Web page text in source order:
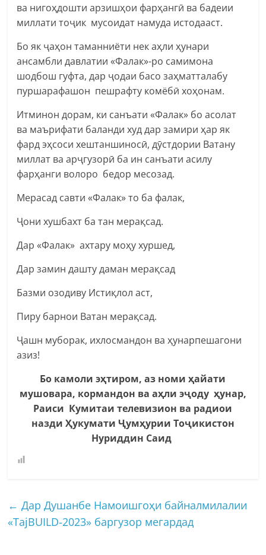
ва нигоҳдошти арзишҳои фарҳангӣ ва бадеии
миллати тоҷик мусоидат намуда истодааст.
Бо як ҷаҳон таманниёти нек аҳли ҳунари
ансамбли давлатии «Фалак»-ро самимона
шодбош гуфта, дар ҷодаи басо заҳматталабу
пуршарафашон пешрафту комёбӣ хоҳонам.
Итминон дорам, ки санъати «Фалак» бо асолат
ва маърифати баланди худ дар замири ҳар як
фард эҳсоси хештаншиносӣ, дӯстдории Ватану
миллат ва арҷгузорӣ ба ин санъати асилу
фарҳанги волоро бедор месозад.
Мерасад савти «Фалак» то ба фалак,
Ҷони хушбахт ба тан мерақсад.
Дар «Фалак» ахтару моҳу хуршед,
Дар замин дашту даман мерақсад
Базми озодиву Истиқлол аст,
Пиру барнои Ватан мерақсад.
Ҷашн муборак, ихлосмандон ва ҳунарпешагони
азиз!
Бо камоли эҳтиром, аз номи ҳайати
мушовара, кормандон ва аҳли эҷоду ҳунар,
Раиси Кумитаи телевизион ва радиои
назди Ҳукумати Ҷумҳурии Тоҷикистон
Нуриддин Саид
← Дар Душанбе Намоишгоҳи байналмилалии
«TajBUILD-2023» баргузор мегардад